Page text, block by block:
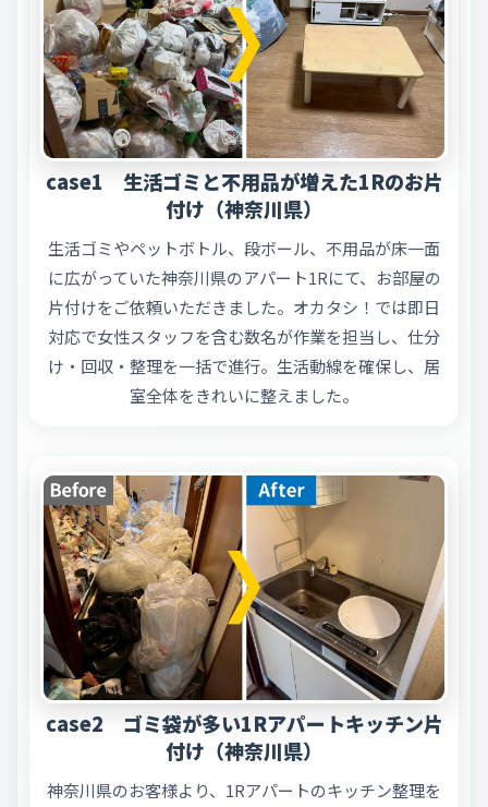
case1 生活ゴミと不用品が増えた1Rのお片
付け（神奈川県）
生活ゴミやペットボトル、段ボール、不用品が床一面
に広がっていた神奈川県のアパート1Rにて、お部屋の
片付けをご依頼いただきました。オカタシ！では即日
対応で女性スタッフを含む数名が作業を担当し、仕分
け・回収・整理を一括で進行。生活動線を確保し、居
室全体をきれいに整えました。
case2 ゴミ袋が多い1Rアパートキッチン片
付け（神奈川県）
神奈川県のお客様より、1Rアパートのキッチン整理を